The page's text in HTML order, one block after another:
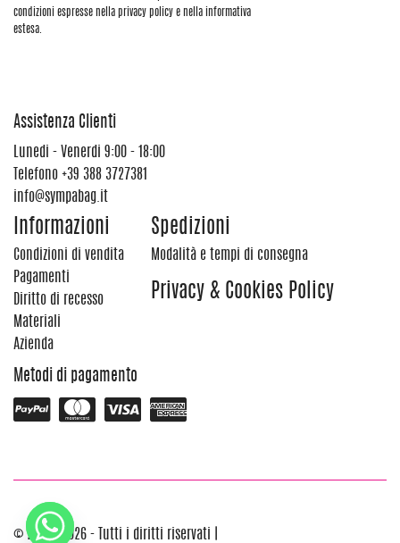
condizioni espresse nella privacy policy e nella informativa
estesa.
Assistenza Clienti
Lunedi - Venerdi 9:00 - 18:00
Telefono +39 388 3727381
info@sympabag.it
Informazioni
Condizioni di vendita
Pagamenti
Diritto di recesso
Materiali
Azienda
Spedizioni
Modalità e tempi di consegna
Privacy & Cookies Policy
Metodi di pagamento
© 2012 - 2026 - Tutti i diritti riservati |